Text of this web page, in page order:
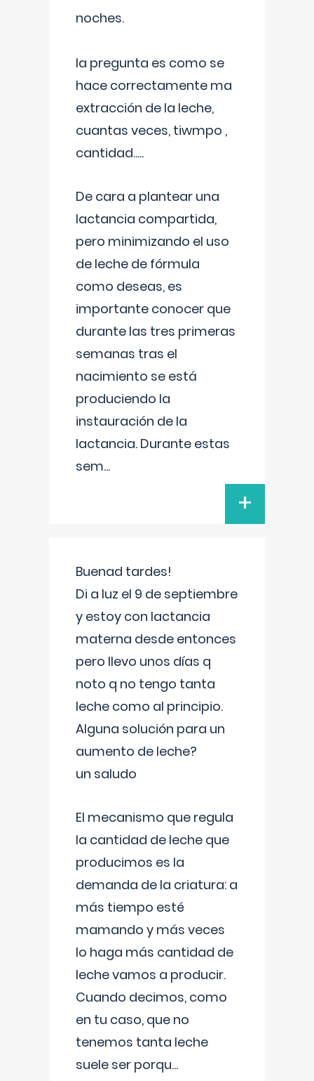
noches.
la pregunta es como se
hace correctamente ma
extracción de la leche,
cuantas veces, tiwmpo ,
cantidad.....
De cara a plantear una
lactancia compartida,
pero minimizando el uso
de leche de fórmula
como deseas, es
importante conocer que
durante las tres primeras
semanas tras el
nacimiento se está
produciendo la
instauración de la
lactancia. Durante estas
sem...
+
Buenad tardes!
Di a luz el 9 de septiembre
y estoy con lactancia
materna desde entonces
pero llevo unos días q
noto q no tengo tanta
leche como al principio.
Alguna solución para un
aumento de leche?
un saludo
El mecanismo que regula
la cantidad de leche que
producimos es la
demanda de la criatura: a
más tiempo esté
mamando y más veces
lo haga más cantidad de
leche vamos a producir.
Cuando decimos, como
en tu caso, que no
tenemos tanta leche
suele ser porqu...